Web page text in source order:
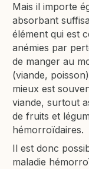
Mais il importe
absorbant
élément qui est
anémies par
de manger au
(viande,
mieux est
viande, surtout
de fruits et
hémorroïdaires.
Il est donc
maladie